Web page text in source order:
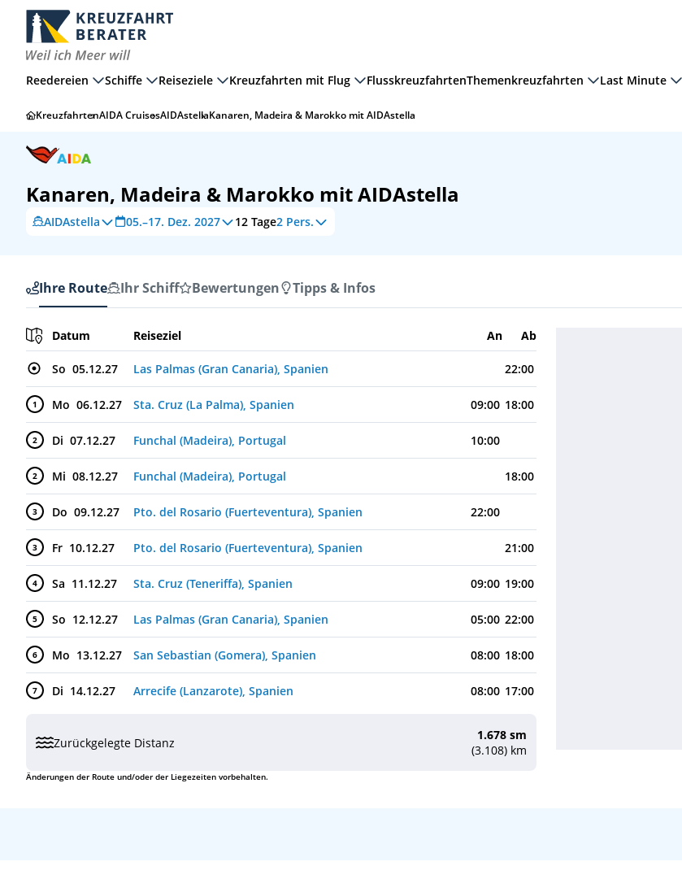
Reedereien Schiffe Reiseziele Kreuzfahrten mit Flug FlusskreuzfahrtenThemenkreuzfahrten Last Minute
KreuzfahrtenAIDA CruisesAIDAstellaKanaren, Madeira & Marokko mit AIDAstella
Kanaren, Madeira & Marokko mit AIDAstella
AIDAstella 05.–17. Dez. 2027 12 Tage2 Pers.
Ihre Route Ihr Schiff Bewertungen Tipps & Infos
Ihre Route
Datum Reiseziel An Ab
So 05.12.27 Las Palmas (Gran Canaria), Spanien 22:00
1 Mo 06.12.27 Sta. Cruz (La Palma), Spanien 09:00 18:00
2 Di 07.12.27 Funchal (Madeira), Portugal 10:00
2 Mi 08.12.27 Funchal (Madeira), Portugal 18:00
3 Do 09.12.27 Pto. del Rosario (Fuerteventura), Spanien 22:00
3 Fr 10.12.27 Pto. del Rosario (Fuerteventura), Spanien 21:00
4 Sa 11.12.27 Sta. Cruz (Teneriffa), Spanien 09:00 19:00
5 So 12.12.27 Las Palmas (Gran Canaria), Spanien 05:00 22:00
6 Mo 13.12.27 San Sebastian (Gomera), Spanien 08:00 18:00
7 Di 14.12.27 Arrecife (Lanzarote), Spanien 08:00 17:00
Zurückgelegte Distanz
1.678 sm
(3.108) km
Änderungen der Route und/oder der Liegezeiten vorbehalten.